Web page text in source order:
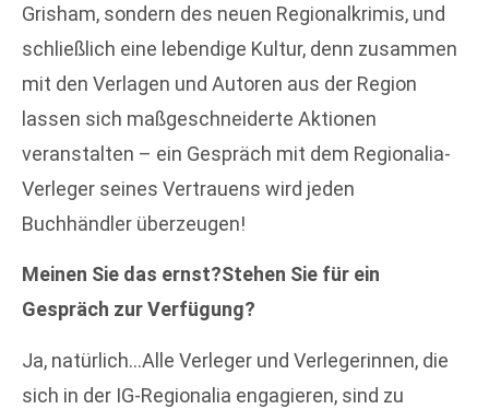
Grisham, sondern des neuen Regionalkrimis, und
schließlich eine lebendige Kultur, denn zusammen
mit den Verlagen und Autoren aus der Region
lassen sich maßgeschneiderte Aktionen
veranstalten – ein Gespräch mit dem Regionalia-
Verleger seines Vertrauens wird jeden
Buchhändler überzeugen!
Meinen Sie das ernst?Stehen Sie für ein
Gespräch zur Verfügung?
Ja, natürlich…Alle Verleger und Verlegerinnen, die
sich in der IG-Regionalia engagieren, sind zu